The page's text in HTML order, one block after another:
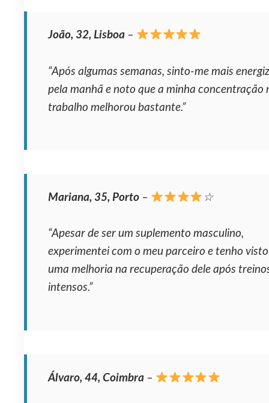
João, 32, Lisboa –
“Após algumas semanas, sinto-me mais
pela manhã e noto que a minha concentração
trabalho melhorou bastante.”
Mariana, 35, Porto – ☆
“Apesar de ser um suplemento masculino,
experimentei com o meu parceiro e tenho visto
uma melhoria na recuperação dele após
intensos.”
Álvaro, 44, Coimbra –